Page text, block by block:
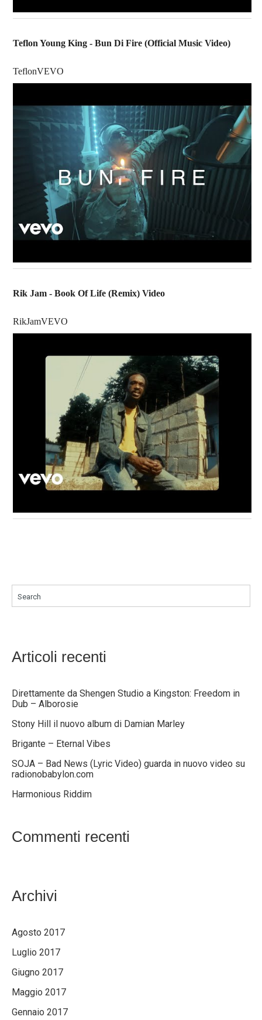
Teflon Young King - Bun Di Fire (Official Music Video)
TeflonVEVO
Rik Jam - Book Of Life (Remix) Video
RikJamVEVO
Search
Articoli recenti
Direttamente da Shengen Studio a Kingston: Freedom in
Dub – Alborosie
Stony Hill il nuovo album di Damian Marley
Brigante – Eternal Vibes
SOJA – Bad News (Lyric Video) guarda in nuovo video su
radionobabylon.com
Harmonious Riddim
Commenti recenti
Archivi
Agosto 2017
Luglio 2017
Giugno 2017
Maggio 2017
Gennaio 2017